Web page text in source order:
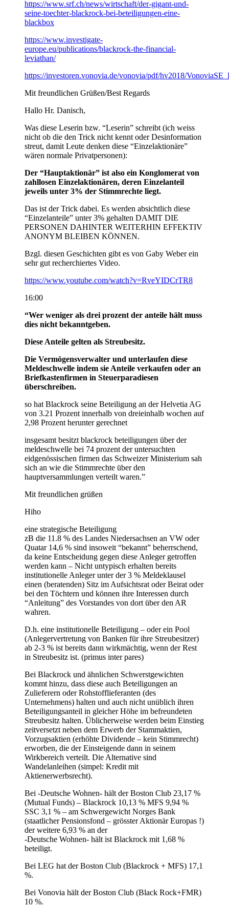
https://www.srf.ch/news/wirtschaft/der-gigant-und-
seine-toechter-blackrock-bei-beteiligungen-eine-
blackbox
https://www.investigate-
europe.eu/publications/blackrock-the-financial-
leviathan/
https://investoren.vonovia.de/vonovia/pdf/hv2018/
Mit freundlichen Grüßen/Best Regards
Hallo Hr. Danisch,
Was diese Leserin bzw. “Leserin” schreibt (ich weiss
nicht ob die den Trick nicht kennt oder Desinformation
streut, damit Leute denken diese “Einzelaktionäre”
wären normale Privatpersonen):
Der “Hauptaktionär” ist also ein Konglomerat von
zahllosen Einzelaktionären, deren Einzelanteil
jeweils unter 3% der Stimmrechte liegt.
Das ist der Trick dabei. Es werden absichtlich diese
“Einzelanteile” unter 3% gehalten DAMIT DIE
PERSONEN DAHINTER WEITERHIN EFFEKTIV
ANONYM BLEIBEN KÖNNEN.
Bzgl. diesen Geschichten gibt es von Gaby Weber ein
sehr gut recherchiertes Video.
https://www.youtube.com/watch?v=RveYIDCrTR8
16:00
“Wer weniger als drei prozent der anteile hält muss
dies nicht bekanntgeben.
Diese Anteile gelten als Streubesitz.
Die Vermögensverwalter und unterlaufen diese
Meldeschwelle indem sie Anteile verkaufen oder an
Briefkastenfirmen in Steuerparadiesen
überschreiben.
so hat Blackrock seine Beteiligung an der Helvetia AG
von 3.21 Prozent innerhalb von dreieinhalb wochen auf
2,98 Prozent herunter gerechnet
insgesamt besitzt blackrock beteiligungen über der
meldeschwelle bei 74 prozent der untersuchten
eidgenössischen firmen das Schweizer Ministerium sah
sich an wie die Stimmrechte über den
hauptversammlungen verteilt waren.”
Mit freundlichen grüßen
Hiho
eine strategische Beteiligung
zB die 11.8 % des Landes Niedersachsen an VW oder
Quatar 14,6 % sind insoweit “bekannt” beherrschend,
da keine Entscheidung gegen diese Anleger getroffen
werden kann – Nicht untypisch erhalten bereits
institutionelle Anleger unter der 3 % Meldeklausel
einen (beratenden) Sitz im Aufsichtsrat oder Beirat oder
bei den Töchtern und können ihre Interessen durch
“Anleitung” des Vorstandes von dort über den AR
wahren.
D.h. eine institutionelle Beteiligung – oder ein Pool
(Anlegervertretung von Banken für ihre Streubesitzer)
ab 2-3 % ist bereits dann wirkmächtig, wenn der Rest
in Streubesitz ist. (primus inter pares)
Bei Blackrock und ähnlichen Schwerstgewichten
kommt hinzu, dass diese auch Beteiligungen an
Zulieferern oder Rohstofflieferanten (des
Unternehmens) halten und auch nicht unüblich ihren
Beteiligungsanteil in gleicher Höhe im befreundeten
Streubesitz halten. Üblicherweise werden beim Einstieg
zeitversetzt neben dem Erwerb der Stammaktien,
Vorzugsaktien (erhöhte Dividende – kein Stimmrecht)
erworben, die der Einsteigende dann in seinem
Wirkbereich verteilt. Die Alternative sind
Wandelanleihen (simpel: Kredit mit
Aktienerwerbsrecht).
Bei -Deutsche Wohnen- hält der Boston Club 23,17 %
(Mutual Funds) – Blackrock 10,13 % MFS 9,94 %
SSC 3,1 % – am Schwergewicht Norges Bank
(staatlicher Pensionsfond – grösster Aktionär Europas !)
der weitere 6,93 % an der
-Deutsche Wohnen- hält ist Blackrock mit 1,68 %
beteiligt.
Bei LEG hat der Boston Club (Blackrock + MFS) 17,1
%.
Bei Vonovia hält der Boston Club (Black Rock+FMR)
10 %.